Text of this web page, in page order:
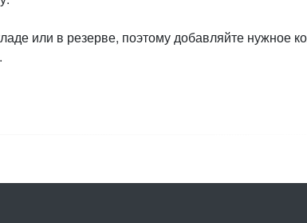
или в резерве, поэтому добавляйте нужное